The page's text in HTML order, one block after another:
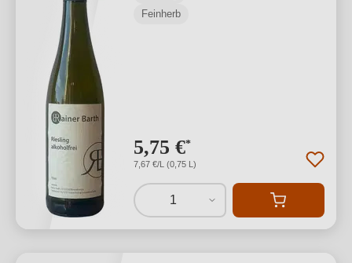
Feinherb
5,75 €*
7,67 €/L (0,75 L)
1